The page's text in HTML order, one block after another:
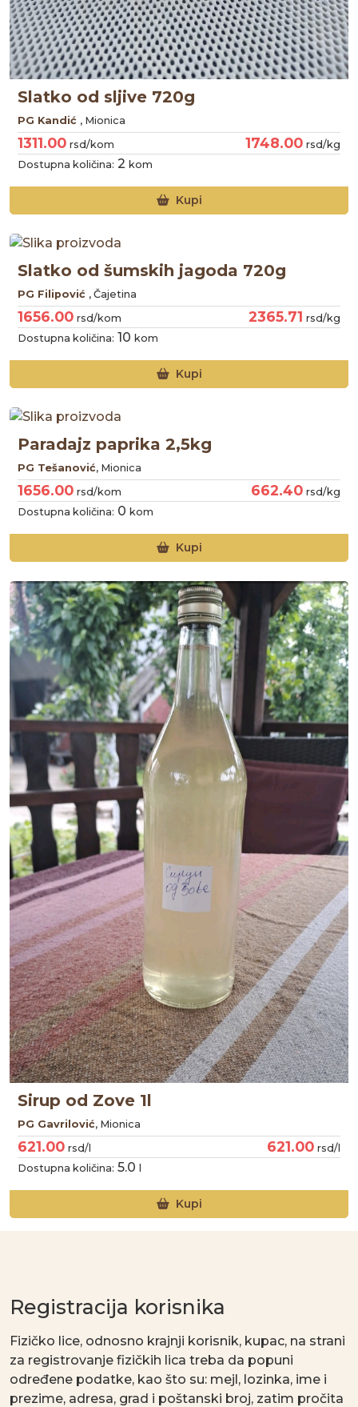
Slatko od sljive 720g
PG Kandić , Mionica
1311.00 rsd/kom 1748.00 rsd/kg
Dostupna količina: 2 kom
Kupi
Slatko od šumskih jagoda 720g
PG Filipović , Čajetina
1656.00 rsd/kom 2365.71 rsd/kg
Dostupna količina: 10 kom
Kupi
Paradajz paprika 2,5kg
PG Tešanović, Mionica
1656.00 rsd/kom 662.40 rsd/kg
Dostupna količina: 0 kom
Kupi
Sirup od Zove 1l
PG Gavrilović, Mionica
621.00 rsd/l 621.00 rsd/l
Dostupna količina: 5.0 l
Kupi
Registracija korisnika
Fizičko lice, odnosno krajnji korisnik, kupac, na strani
za registrovanje fizičkih lica treba da popuni
određene podatke, kao što su: mejl, lozinka, ime i
prezime, adresa, grad i poštanski broj, zatim pročita